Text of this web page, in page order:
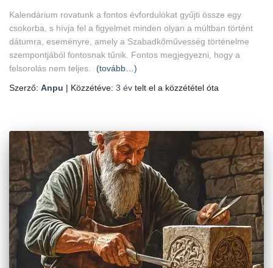
Kalendárium rovatunk a fontos évfordulókat gyűjti össze egy
csokorba, s hívja fel a figyelmet minden olyan a múltban történt
dátumra, eseményre, amely a Szabadkőművesség történelme
szempontjából fontosnak tűnik. Fontos megjegyezni, hogy a
felsorolás nem teljes.
(tovább…)
Szerző: Anpu | Közzétéve: 3 év telt el a közzététel óta